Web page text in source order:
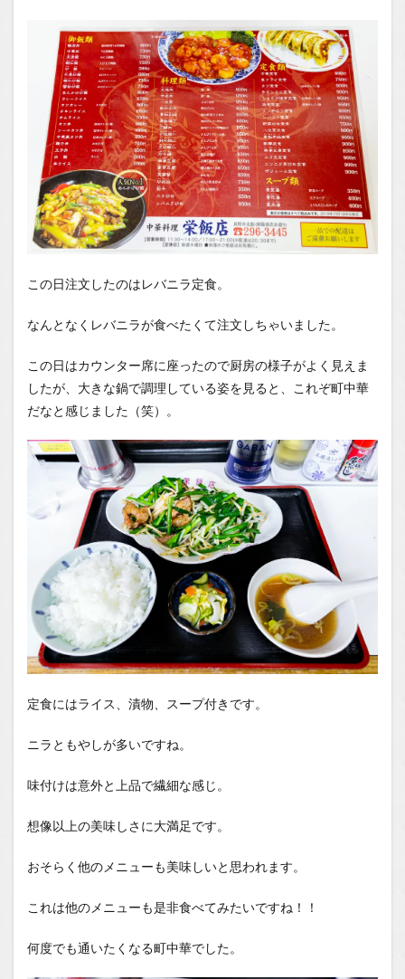
この日注文したのはレバニラ定食。
なんとなくレバニラが食べたくて注文しちゃいました。
この日はカウンター席に座ったので厨房の様子がよく見えま
したが、大きな鍋で調理している姿を見ると、これぞ町中華
だなと感じました（笑）。
定食にはライス、漬物、スープ付きです。
ニラともやしが多いですね。
味付けは意外と上品で繊細な感じ。
想像以上の美味しさに大満足です。
おそらく他のメニューも美味しいと思われます。
これは他のメニューも是非食べてみたいですね！！
何度でも通いたくなる町中華でした。